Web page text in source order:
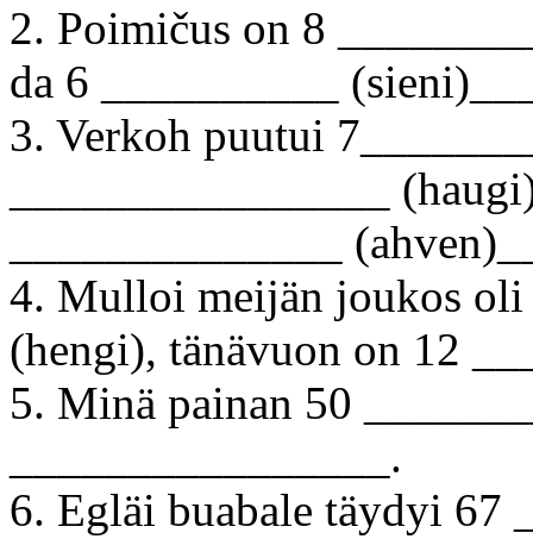
2. Poimičus on 8
da 6 __________
3. Verkoh puutui
________________
______________
4. Mulloi meijän joukos oli
(hengi), tänävuon on 12
5. Minä painan 50
________________.
6. Egläi buabale täydyi 67